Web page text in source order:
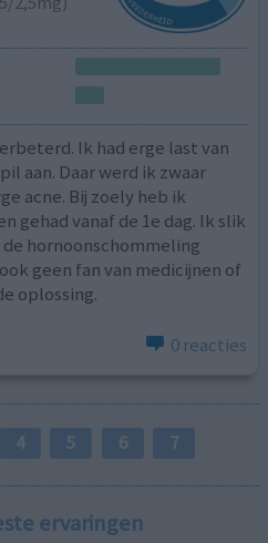
Ik had erge last van
aan. Daar werd ik zwaar
acne. Bij zoely heb ik
gehad vanaf de 1e dag. Ik slik
hornoonschommeling
geen fan van medicijnen of
oplossing.
0 reacties
4 5 6 7
ervaringen